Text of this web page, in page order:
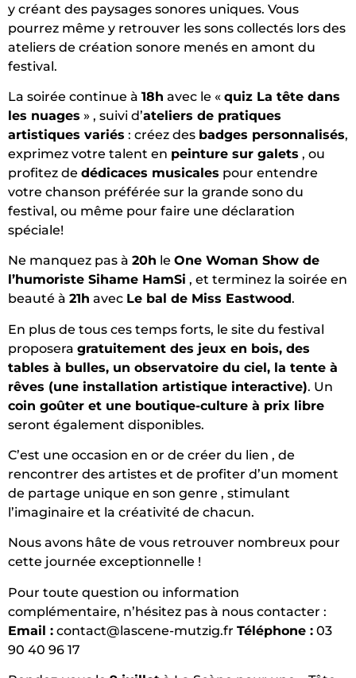
y créant des paysages sonores uniques. Vous
pourrez même y retrouver les sons collectés lors des
ateliers de création sonore menés en amont du
festival.
La soirée continue à 18h avec le « quiz La tête dans
les nuages » , suivi d’ateliers de pratiques
artistiques variés : créez des badges personnalisés,
exprimez votre talent en peinture sur galets , ou
profitez de dédicaces musicales pour entendre
votre chanson préférée sur la grande sono du
festival, ou même pour faire une déclaration
spéciale!
Ne manquez pas à 20h le One Woman Show de
l’humoriste Sihame HamSi , et terminez la soirée en
beauté à 21h avec Le bal de Miss Eastwood.
En plus de tous ces temps forts, le site du festival
proposera gratuitement des jeux en bois, des
tables à bulles, un observatoire du ciel, la tente à
rêves (une installation artistique interactive). Un
coin goûter et une boutique-culture à prix libre
seront également disponibles.
C’est une occasion en or de créer du lien , de
rencontrer des artistes et de profiter d’un moment
de partage unique en son genre , stimulant
l’imaginaire et la créativité de chacun.
Nous avons hâte de vous retrouver nombreux pour
cette journée exceptionnelle !
Pour toute question ou information
complémentaire, n’hésitez pas à nous contacter :
Email : contact@lascene-mutzig.fr Téléphone : 03
90 40 96 17